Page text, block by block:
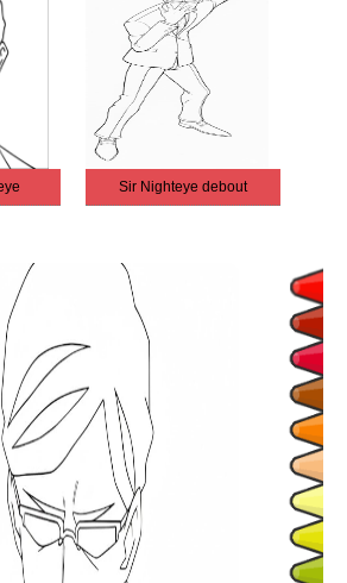
Sir Nighteye debout